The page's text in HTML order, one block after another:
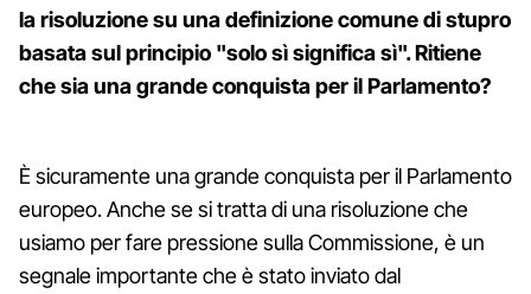
la risoluzione su una definizione comune di stupro
basata sul principio "solo sì significa sì". Ritiene
che sia una grande conquista per il Parlamento?
È sicuramente una grande conquista per il Parlamento
europeo. Anche se si tratta di una risoluzione che
usiamo per fare pressione sulla Commissione, è un
segnale importante che è stato inviato dal